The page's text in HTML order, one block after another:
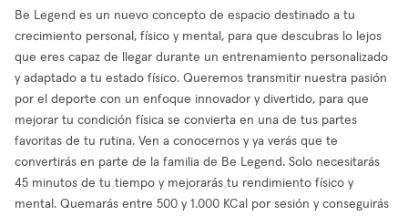
Be Legend es un nuevo concepto de espacio destinado a tu
crecimiento personal, físico y mental, para que descubras lo lejos
que eres capaz de llegar durante un entrenamiento personalizado
y adaptado a tu estado físico. Queremos transmitir nuestra pasión
por el deporte con un enfoque innovador y divertido, para que
mejorar tu condición física se convierta en una de tus partes
favoritas de tu rutina. Ven a conocernos y ya verás que te
convertirás en parte de la familia de Be Legend. Solo necesitarás
45 minutos de tu tiempo y mejorarás tu rendimiento físico y
mental. Quemarás entre 500 y 1.000 KCal por sesión y conseguirás